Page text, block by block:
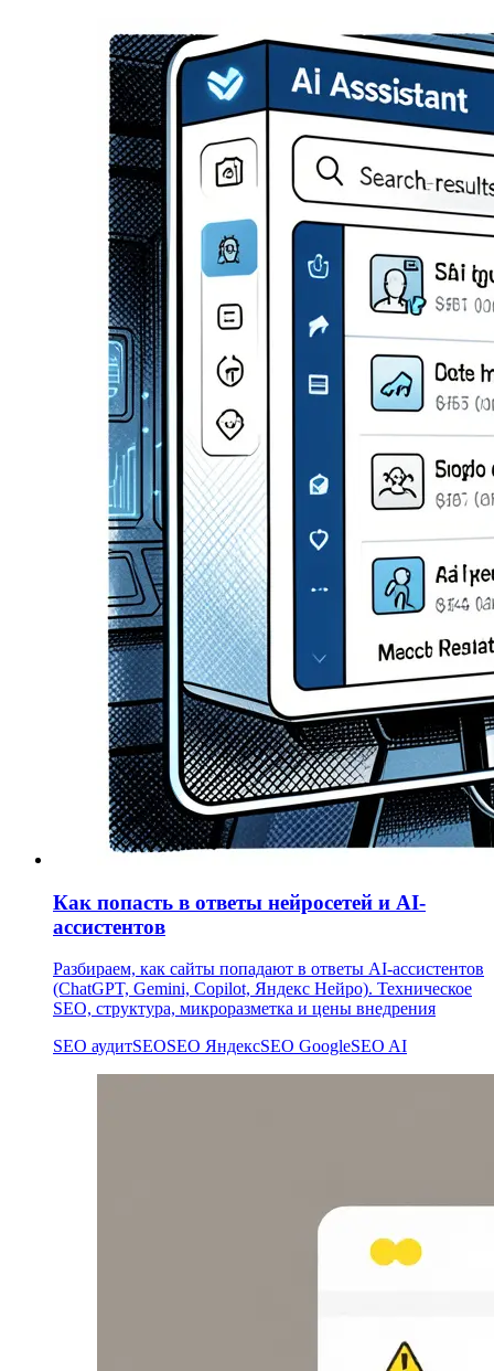
Как попасть в ответы нейросетей и AI-
ассистентов
Разбираем, как сайты попадают в ответы AI-ассистентов
(ChatGPT, Gemini, Copilot, Яндекс Нейро). Техническое
SEO, структура, микроразметка и цены внедрения
SEO аудитSEOSEO ЯндексSEO GoogleSEO AI